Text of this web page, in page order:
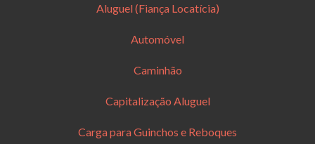
Aluguel (Fiança Locatícia)
Automóvel
Caminhão
Capitalização Aluguel
Carga para Guinchos e Reboques